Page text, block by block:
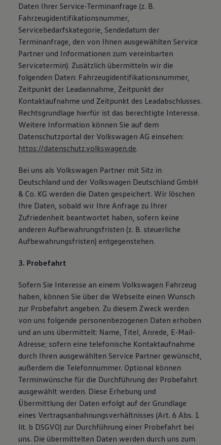
Daten Ihrer Service-Terminanfrage (z. B.
Fahrzeugidentifikationsnummer,
Servicebedarfskategorie, Sendedatum der
Terminanfrage, den von Ihnen ausgewählten Service
Partner und Informationen zum vereinbarten
Servicetermin). Zusätzlich übermitteln wir die
folgenden Daten: Fahrzeugidentifikationsnummer,
Zeitpunkt der Leadannahme, Zeitpunkt der
Kontaktaufnahme und Zeitpunkt des Leadabschlusses.
Rechtsgrundlage hierfür ist das berechtigte Interesse.
Weitere Information können Sie auf dem
Datenschutzportal der Volkswagen AG einsehen:
https://datenschutz.volkswagen.de.
Bei uns als Volkswagen Partner mit Sitz in
Deutschland und der Volkswagen Deutschland GmbH
& Co. KG werden die Daten gespeichert. Wir löschen
Ihre Daten, sobald wir Ihre Anfrage zu Ihrer
Zufriedenheit beantwortet haben, sofern keine
anderen Aufbewahrungsfristen (z. B. steuerliche
Aufbewahrungsfristen) entgegenstehen.
3. Probefahrt
Sofern Sie Interesse an einem Volkswagen Fahrzeug
haben, können Sie über die Webseite einen Wunsch
zur Probefahrt angeben. Zu diesem Zweck werden
von uns folgende personenbezogenen Daten erhoben
und an uns übermittelt: Name, Titel, Anrede, E-Mail-
Adresse; sofern eine telefonische Kontaktaufnahme
durch Ihren ausgewählten Service Partner gewünscht,
außerdem die Telefonnummer. Optional können
Terminwünsche für die Durchführung der Probefahrt
ausgewählt werden. Diese Erhebung und
Übermittlung der Daten erfolgt auf der Grundlage
eines Vertragsanbahnungsverhältnisses (Art. 6 Abs. 1
lit. b DSGVO) zur Durchführung einer Probefahrt bei
uns. Die übermittelten Daten werden durch uns zum